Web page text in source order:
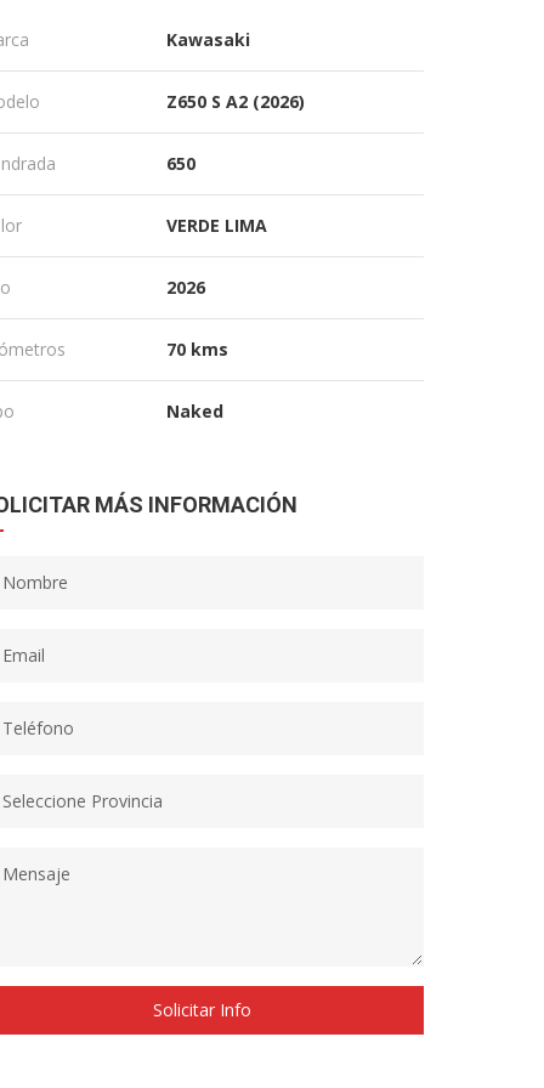
Kawasaki
Z650 S A2 (2026)
650
VERDE LIMA
2026
70 kms
Naked
MÁS INFORMACIÓN
Solicitar Info